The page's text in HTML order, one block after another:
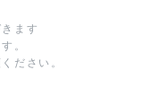
ます
。
ださい。